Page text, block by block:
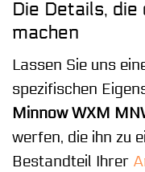
Die Details,
machen
Lassen Sie uns
spezifischen
Minnow WXM
werfen, die ihn zu
Bestandteil Ihrer